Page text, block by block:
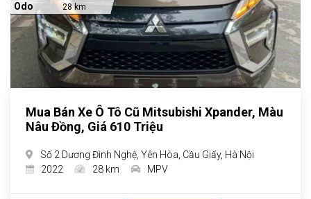
Odo 28 km
Mua Bán Xe Ô Tô Cũ Mitsubishi Xpander, Màu
Nâu Đồng, Giá 610 Triệu
Số 2 Dương Đình Nghệ, Yên Hòa, Cầu Giấy, Hà Nội
2022
28 km MPV